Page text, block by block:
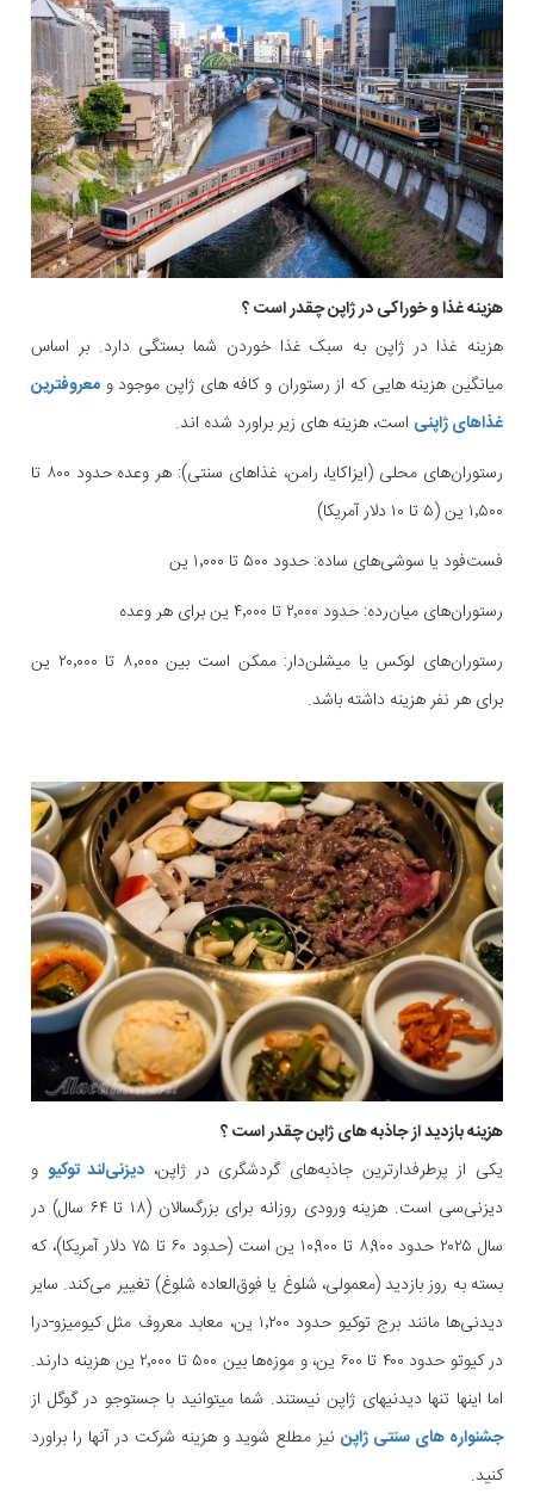
هزینه غذا و خوراکی در ژاپن چقدر است ؟
هزینه غذا در ژاپن به سبک غذا خوردن شما بستگی دارد. بر اساس
میانگین هزینه هایی که از رستوران و کافه های ژاپن موجود و معروفترین
غذاهای ژاپنی است، هزینه های زیر براورد شده اند.
رستوران‌های محلی (ایزاکایا، رامن، غذاهای سنتی): هر وعده حدود ۸۰۰ تا
۱٬۵۰۰ ین (۵ تا ۱۰ دلار آمریکا)
فست‌فود یا سوشی‌های ساده: حدود ۵۰۰ تا ۱٬۰۰۰ ین
رستوران‌های میان‌رده: حدود ۲٬۰۰۰ تا ۴٬۰۰۰ ین برای هر وعده
رستوران‌های لوکس یا میشلن‌دار: ممکن است بین ۸٬۰۰۰ تا ۲۰٬۰۰۰ ین
برای هر نفر هزینه داشته باشد.
هزینه بازدید از جاذبه های ژاپن چقدر است ؟
یکی از پرطرفدارترین جاذبه‌های گردشگری در ژاپن، دیزنی‌لند توکیو و
دیزنی‌سی است. هزینه ورودی روزانه برای بزرگسالان (۱۸ تا ۶۴ سال) در
سال ۲۰۲۵ حدود ۸٬۹۰۰ تا ۱۰٬۹۰۰ ین است (حدود ۶۰ تا ۷۵ دلار آمریکا)، که
بسته به روز بازدید (معمولی، شلوغ یا فوق‌العاده شلوغ) تغییر می‌کند. سایر
دیدنی‌ها مانند برج توکیو حدود ۱٬۲۰۰ ین، معابد معروف مثل کیومیزو-درا
در کیوتو حدود ۴۰۰ تا ۶۰۰ ین، و موزه‌ها بین ۵۰۰ تا ۲٬۰۰۰ ین هزینه دارند.
اما اینها تنها دیدنیهای ژاپن نیستند. شما میتوانید با جستوجو در گوگل از
جشنواره های سنتی ژاپننیز مطلع شوید و هزینه شرکت در آنها را براورد
کنید.